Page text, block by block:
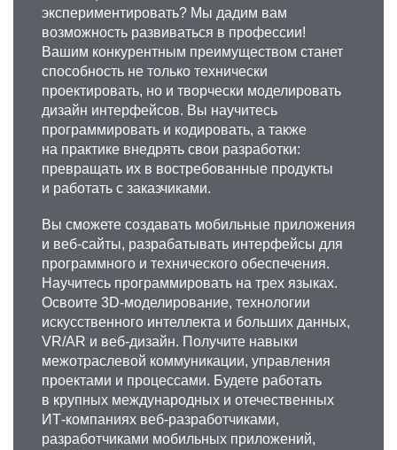
экспериментировать? Мы дадим вам
возможность развиваться в профессии!
Вашим конкурентным преимуществом станет
способность не только технически
проектировать, но и творчески моделировать
дизайн интерфейсов. Вы научитесь
программировать и кодировать, а также
на практике внедрять свои разработки:
превращать их в востребованные продукты
и работать с заказчиками.
Вы сможете создавать мобильные приложения
и веб-сайты, разрабатывать интерфейсы для
программного и технического обеспечения.
Научитесь программировать на трех языках.
Освоите 3D-моделирование, технологии
искусственного интеллекта и больших данных,
VR/AR и веб-дизайн. Получите навыки
межотраслевой коммуникации, управления
проектами и процессами. Будете работать
в крупных международных и отечественных
ИТ-компаниях веб-разработчиками,
разработчиками мобильных приложений,